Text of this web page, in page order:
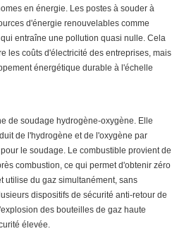
en énergie. Les postes à souder à
d'énergie renouvelables comme
entraîne une pollution quasi nulle. Cela
les coûts d'électricité des entreprises, mais
énergétique durable à l'échelle
de soudage hydrogène-oxygène. Elle
de l'hydrogène et de l'oxygène par
le soudage. Le combustible provient de
combustion, ce qui permet d'obtenir zéro
utilise du gaz simultanément, sans
dispositifs de sécurité anti-retour de
des bouteilles de gaz haute
élevée.